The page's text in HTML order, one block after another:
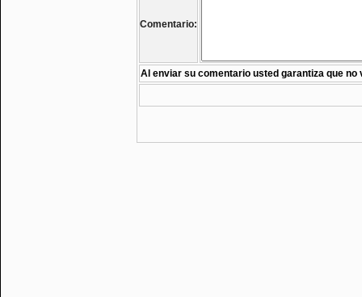
Comentario:
Al enviar su comentario usted garantiza que no